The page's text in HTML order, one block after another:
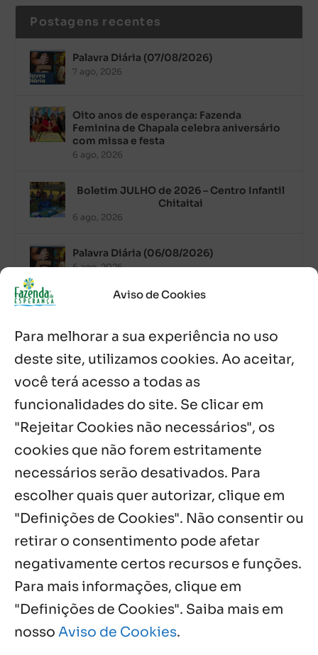
Aviso de Cookies
Para melhorar a sua experiência no uso
deste site, utilizamos cookies. Ao aceitar,
você terá acesso a todas as
funcionalidades do site. Se clicar em
"Rejeitar Cookies não necessários", os
cookies que não forem estritamente
necessários serão desativados. Para
escolher quais quer autorizar, clique em
"Definições de Cookies". Não consentir ou
retirar o consentimento pode afetar
negativamente certos recursos e funções.
Para mais informações, clique em
"Definições de Cookies". Saiba mais em
nosso Aviso de Cookies.
Postagens recentes
Palavra Diária (07/08/2026)
7 ago, 2026
Oito anos de esperança: Fazenda
Feminina de Chapala celebra aniversário
com missa e festa
6 ago, 2026
Boletim JULHO de 2026 – Centro Infantil
Chitaitai
6 ago, 2026
Palavra Diária (06/08/2026)
6 ago, 2026
de Guadalajara
Fazenda Dom Mário comemora 5 anos
com testemunhos e missa em São
Cristóvão
5 ago, 2026
Notícias por Categoria
Próximos Eventos
Agosto, 2026